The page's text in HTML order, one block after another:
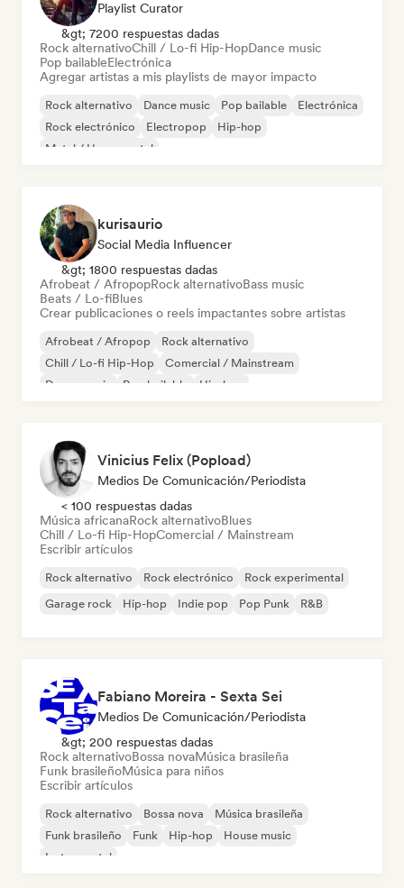
Playlist Curator
&gt; 7200 respuestas dadas
Rock alternativoChill / Lo-fi Hip-HopDance music
Pop bailableElectrónica
Agregar artistas a mis playlists de mayor impacto
Rock alternativo Dance music Pop bailable
Electrónica
Rock electrónico
Electropop
Hip-hop
Metal / Heavy metal
kurisaurio
Social Media Influencer
&gt; 1800 respuestas dadas
Afrobeat / AfropopRock alternativoBass music
Beats / Lo-fiBlues
Crear publicaciones o reels impactantes sobre artistas
Afrobeat / Afropop
Rock alternativo
Chill / Lo-fi Hip-Hop
Comercial / Mainstream
Dance music
Pop bailable
Hip-hop
Vinicius Felix (Popload)
Medios De Comunicación/Periodista
< 100 respuestas dadas
Música africanaRock alternativoBlues
Chill / Lo-fi Hip-HopComercial / Mainstream
Escribir artículos
Rock alternativo Rock electrónico
Rock experimental
Garage rock
Hip-hop Indie pop Pop Punk R&B
Fabiano Moreira - Sexta Sei
Medios De Comunicación/Periodista
&gt; 200 respuestas dadas
Rock alternativoBossa novaMúsica brasileña
Funk brasileñoMúsica para niños
Escribir artículos
Rock alternativo Bossa nova
Música brasileña
Funk brasileño
Funk Hip-hop
House music
Instrumental